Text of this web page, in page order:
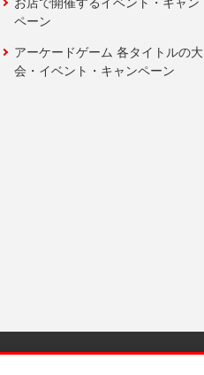
ペーン
アーケードゲーム 各タイトルの大
会・イベント・キャンペーン